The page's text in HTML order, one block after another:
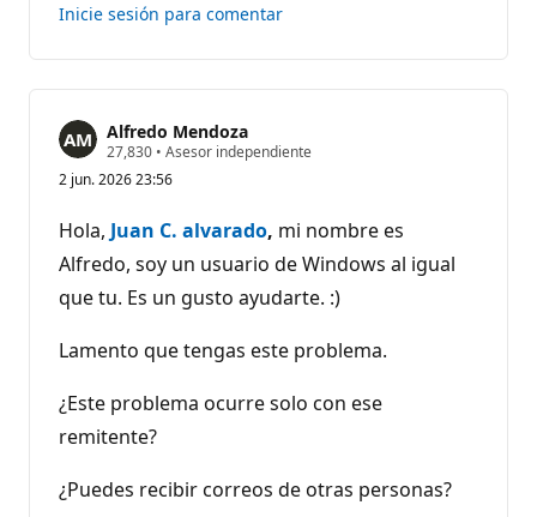
Inicie sesión para comentar
Alfredo Mendoza
27,830 P
n
o
s
d
e
r
u
c
ó
• Asesor independiente
2 jun. 2026 23:56
Hola, Juan C. alvarado, mi nombre es
Alfredo, soy un usuario de Windows al igual
que tu. Es un gusto ayudarte. :)
Lamento que tengas este problema.
¿Este problema ocurre solo con ese
remitente?
¿Puedes recibir correos de otras personas?